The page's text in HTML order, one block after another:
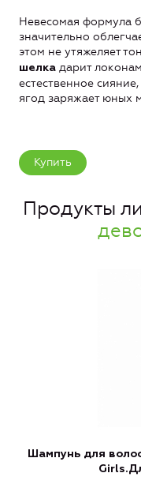
Невесомая формула
значительно
этом не утяжеляет
шелка дарит
естественное
ягод заряжает юных
Купить
Продукты
Шампунь для